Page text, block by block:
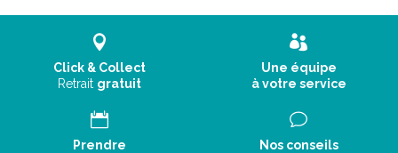
Click & Collect
Retrait gratuit
Une équipe
à votre service
Prendre
Nos conseils